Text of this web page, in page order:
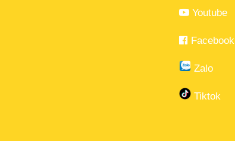
Youtube
Facebook
Zalo
Tiktok